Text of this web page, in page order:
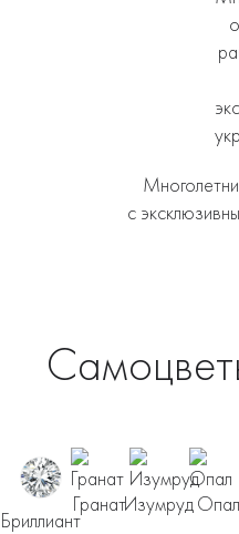
с
Бриллиант
ГранатИзумрудОпал